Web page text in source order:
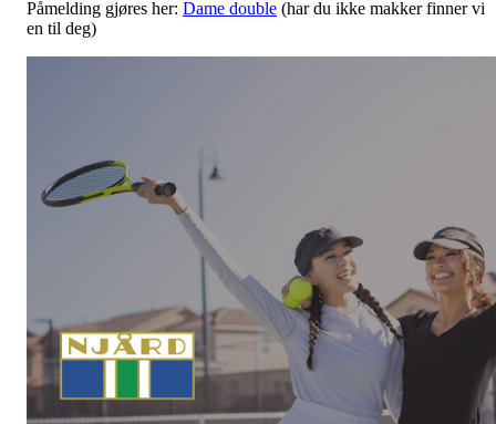
Påmelding gjøres her: Dame double (har du ikke makker finner vi
en til deg)